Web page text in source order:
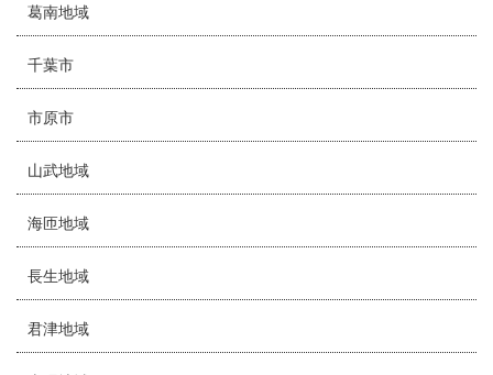
葛南地域
千葉市
市原市
山武地域
海匝地域
長生地域
君津地域